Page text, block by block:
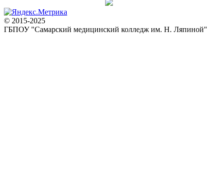
© 2015-2025
ГБПОУ "Самарский медицинский колледж им. Н. Ляпиной"